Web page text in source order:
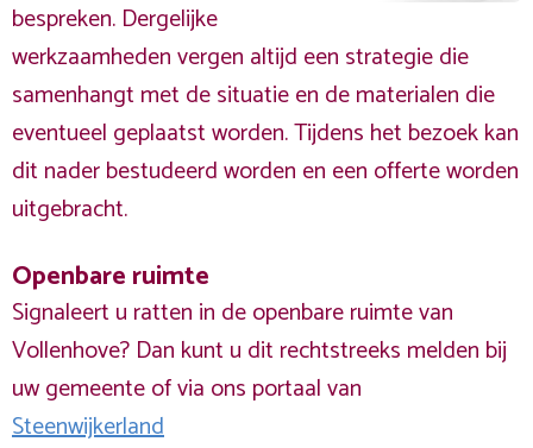
bespreken. Dergelijke
werkzaamheden vergen altijd een strategie die
samenhangt met de situatie en de materialen die
eventueel geplaatst worden. Tijdens het bezoek kan
dit nader bestudeerd worden en een offerte worden
uitgebracht.
Openbare ruimte
Signaleert u ratten in de openbare ruimte van
Vollenhove? Dan kunt u dit rechtstreeks melden bij
uw gemeente of via ons portaal van
Steenwijkerland